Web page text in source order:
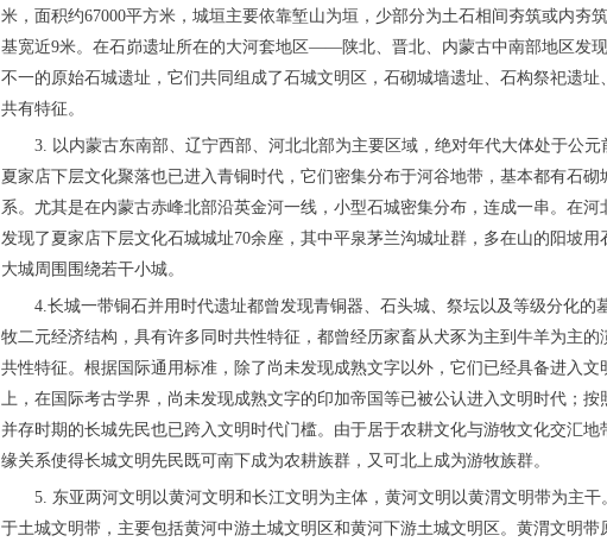
米，面积约67000平方米，城垣主要依靠堑山为垣，少部分为土石相间夯筑或内夯
基宽近9米。在石峁遗址所在的大河套地区——陕北、晋北、内蒙古中南部地区发
不一的原始石城遗址，它们共同组成了石城文明区，石砌城墙遗址、石构祭祀遗址
共有特征。
3. 以内蒙古东南部、辽宁西部、河北北部为主要区域，绝对年代大体处于公元
夏家店下层文化聚落也已进入青铜时代，它们密集分布于河谷地带，基本都有石
系。尤其是在内蒙古赤峰北部沿英金河一线，小型石城密集分布，连成一串。在
发现了夏家店下层文化石城城址70余座，其中平泉茅兰沟城址群，多在山的阳坡用
大城周围围绕若干小城。
4.长城一带铜石并用时代遗址都曾发现青铜器、石头城、祭坛以及等级分化的
牧二元经济结构，具有许多同时共性特征，都曾经历家畜从犬豕为主到牛羊为主的
共性特征。根据国际通用标准，除了尚未发现成熟文字以外，它们已经具备进入文
上，在国际考古学界，尚未发现成熟文字的印加帝国等已被公认进入文明时代；按
并存时期的长城先民也已跨入文明时代门槛。由于居于农耕文化与游牧文化交汇地
缘关系使得长城文明先民既可南下成为农耕族群，又可北上成为游牧族群。
5. 东亚两河文明以黄河文明和长江文明为主体，黄河文明以黄渭文明带为主
于土城文明带，主要包括黄河中游土城文明区和黄河下游土城文明区。黄渭文明带